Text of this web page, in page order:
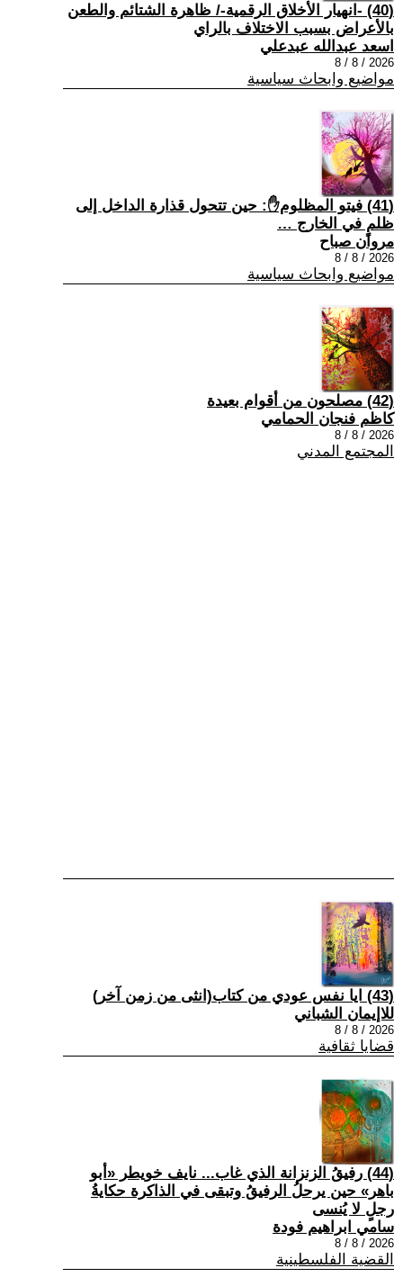
(40) -انهيار الأخلاق الرقمية-/ ظاهرة الشتائم والطعن
بالأعراض بسبب الاختلاف بالراي
اسعد عبدالله عبدعلي
2026 / 8 / 8
مواضيع وابحاث سياسية
(41) فيتو المظلوم✋: حين تتحول قذارة الداخل إلى
ظلمٍ في الخارج …
مروان صباح
2026 / 8 / 8
مواضيع وابحاث سياسية
(42) مصلحون من أقوام بعيدة
كاظم فنجان الحمامي
2026 / 8 / 8
المجتمع المدني
(43) ايا نفس عودي من كتاب(انثى من زمن آخر)
للاإيمان الشباني
2026 / 8 / 8
قضايا ثقافية
(44) رفيقُ الزنزانة الذي غاب... نايف خويطر «أبو
باهر» حين يرحلُ الرفيقُ وتبقى في الذاكرة حكايةُ
رجلٍ لا يُنسى
سامي ابراهيم فودة
2026 / 8 / 8
القضية الفلسطينية